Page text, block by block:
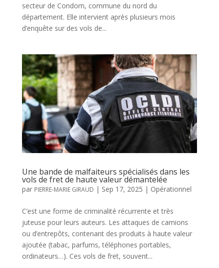
secteur de Condom, commune du nord du
département. Elle intervient après plusieurs mois
d’enquête sur des vols de...
Une bande de malfaiteurs spécialisés dans les
vols de fret de haute valeur démantelée
par PIERRE-MARIE GIRAUD | Sep 17, 2025 | Opérationnel
C’est une forme de criminalité récurrente et très
juteuse pour leurs auteurs. Les attaques de camions
ou d’entrepôts, contenant des produits à haute valeur
ajoutée (tabac, parfums, téléphones portables,
ordinateurs…). Ces vols de fret, souvent...